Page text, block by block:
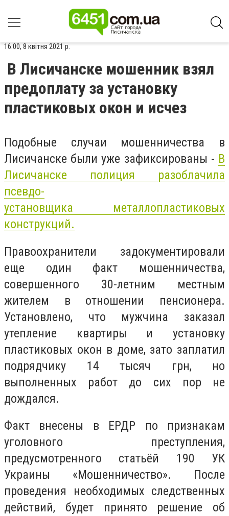
16:00, 8 квітня 2021 р.
В Лисичанске мошенник взял
предоплату за установку
пластиковых окон и исчез
Подобные случаи мошенничества в
Лисичанске были уже зафиксированы - В
Лисичанске полиция разоблачила
псевдо-
установщика металлопластиковых
конструкций.
Правоохранители задокументировали
еще один факт мошенничества,
совершенного 30-летним местным
жителем в отношении пенсионера.
Установлено, что мужчина заказал
утепление квартиры и установку
пластиковых окон в доме, зато заплатил
подрядчику 14 тысяч грн, но
выполненных работ до сих пор не
дождался.
Факт внесены в ЕРДР по признакам
уголовного преступления,
предусмотренного статьёй 190 УК
Украины «Мошенничество». После
проведения необходимых следственных
действий, будет принято решение об